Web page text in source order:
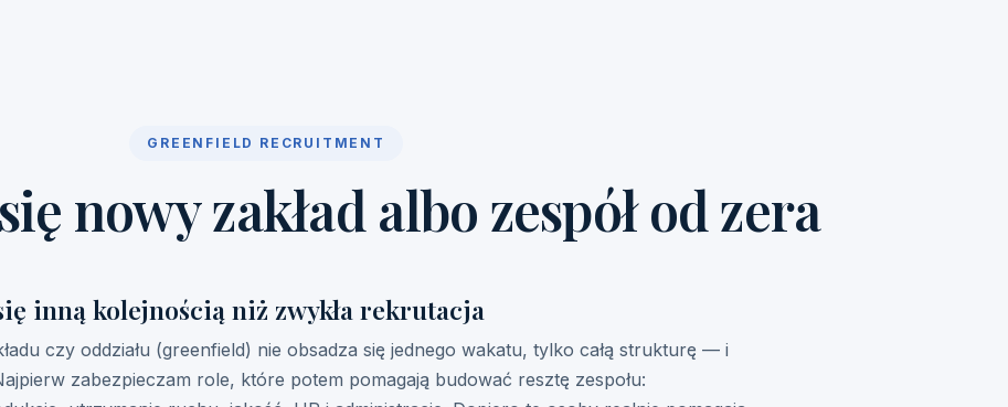
GREENFIELD RECRUITMENT
nowy zakład albo zespół od zera
inną kolejnością niż zwykła rekrutacja
czy oddziału (greenfield) nie obsadza się jednego wakatu, tylko całą strukturę — i
zabezpieczam role, które potem pomagają budować resztę zespołu: